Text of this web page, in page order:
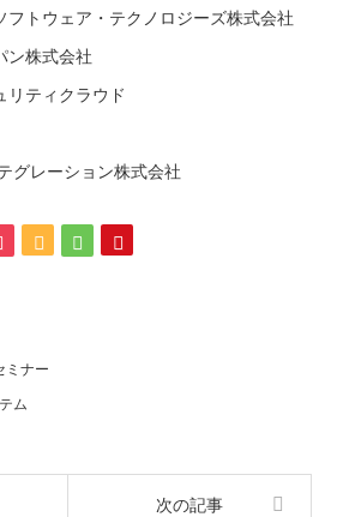
トウェア・テクノロジーズ株式会社
ン株式会社
リティクラウド
グレーション株式会社
ミナー
ム
次の記事